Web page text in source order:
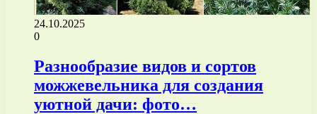
24.10.2025
0
Разнообразие видов и сортов
можжевельника для создания
уютной дачи: фото…